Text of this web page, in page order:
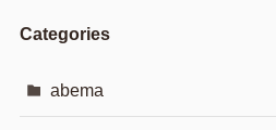
Categories
abema